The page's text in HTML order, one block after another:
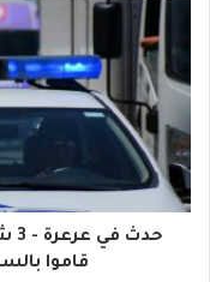
ي
د
ك
ا
قاموا